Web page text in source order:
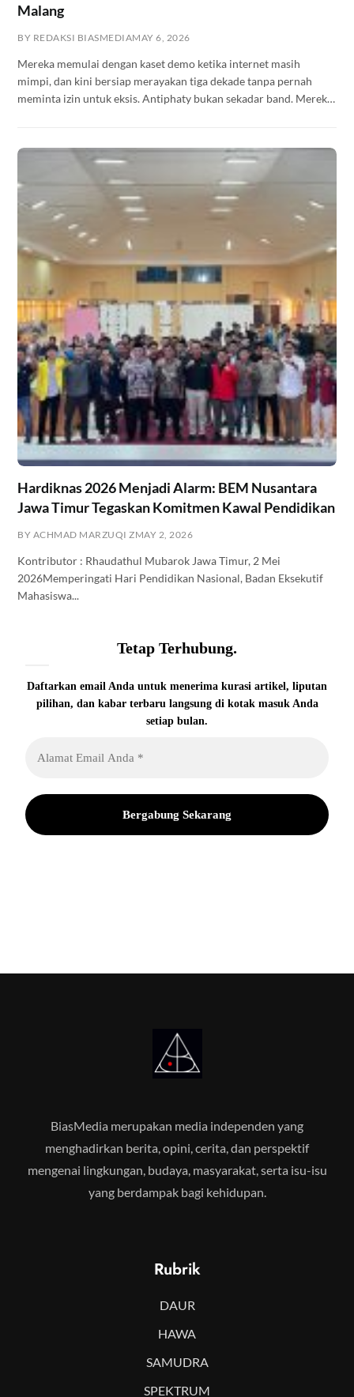
Malang
BY REDAKSI BIASMEDIAMAY 6, 2026
Mereka memulai dengan kaset demo ketika internet masih
mimpi, dan kini bersiap merayakan tiga dekade tanpa pernah
meminta izin untuk eksis. Antiphaty bukan sekadar band. Mereka
Hardiknas 2026 Menjadi Alarm: BEM Nusantara
Jawa Timur Tegaskan Komitmen Kawal Pendidikan
BY ACHMAD MARZUQI ZMAY 2, 2026
Kontributor : Rhaudathul Mubarok Jawa Timur, 2 Mei
2026Memperingati Hari Pendidikan Nasional, Badan Eksekutif
Mahasiswa...
Tetap Terhubung.
Daftarkan email Anda untuk menerima kurasi artikel, liputan
pilihan, dan kabar terbaru langsung di kotak masuk Anda
setiap bulan.
BiasMedia merupakan media independen yang
menghadirkan berita, opini, cerita, dan perspektif
mengenai lingkungan, budaya, masyarakat, serta isu-isu
yang berdampak bagi kehidupan.
Rubrik
DAUR
HAWA
SAMUDRA
SPEKTRUM